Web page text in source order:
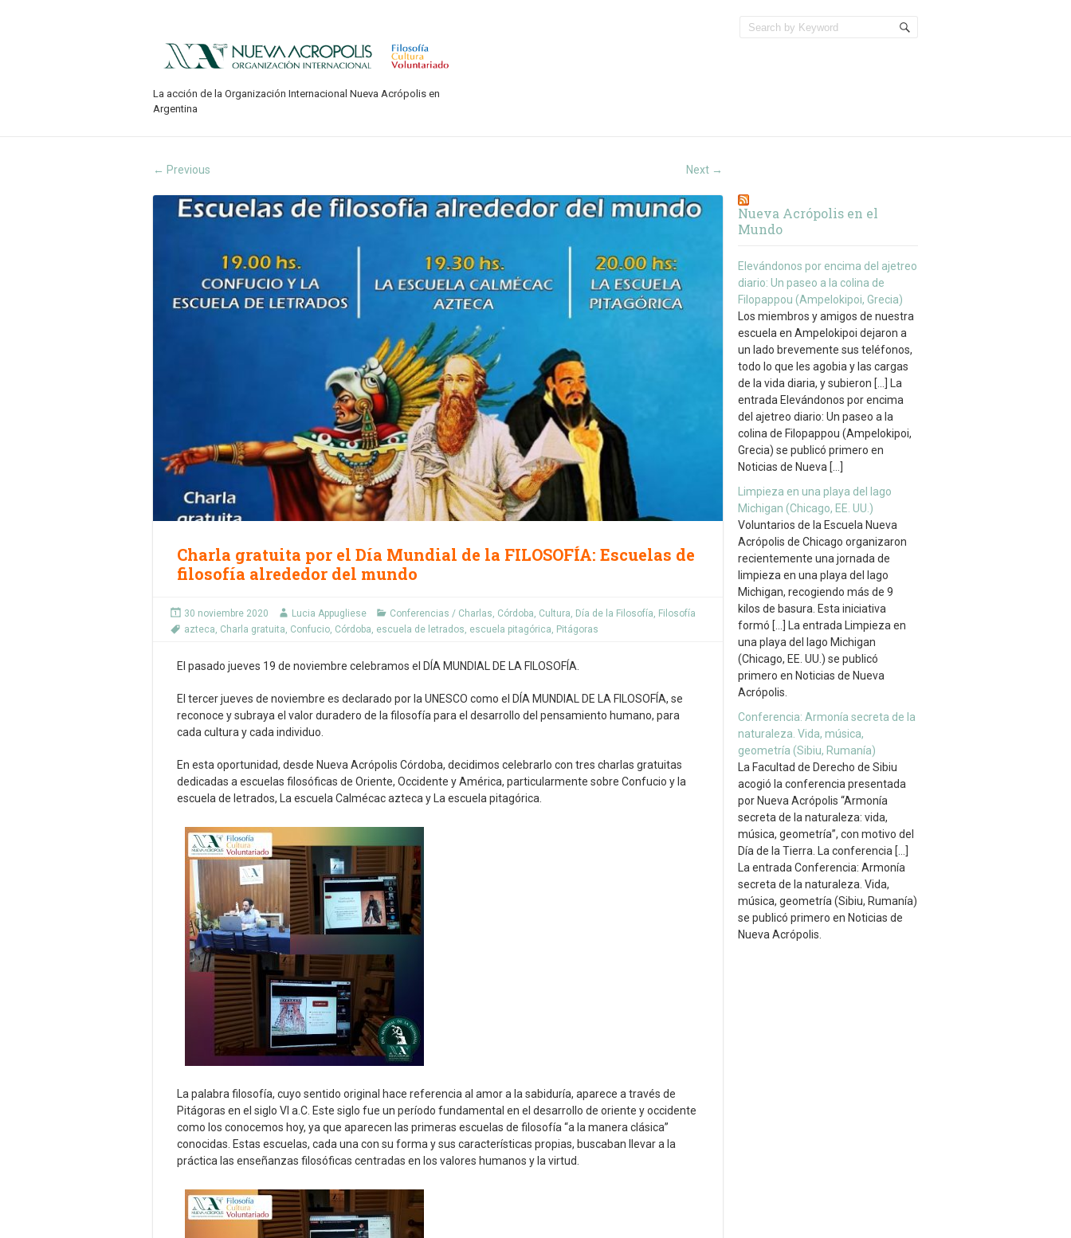
La acción de la Organización Internacional Nueva Acrópolis en
Argentina
← Previous Next →
Charla gratuita por el Día Mundial de la FILOSOFÍA: Escuelas de
filosofía alrededor del mundo
30 noviembre 2020 Lucia Appugliese Conferencias / Charlas Córdoba Cultura Día de la Filosofía Filosofía
azteca Charla gratuita Confucio Córdoba escuela de letrados escuela pitagórica Pitágoras
El pasado jueves 19 de noviembre celebramos el DÍA MUNDIAL DE LA FILOSOFÍA.
El tercer jueves de noviembre es declarado por la UNESCO como el DÍA MUNDIAL DE LA FILOSOFÍA, se
reconoce y subraya el valor duradero de la filosofía para el desarrollo del pensamiento humano, para
cada cultura y cada individuo.
En esta oportunidad, desde Nueva Acrópolis Córdoba, decidimos celebrarlo con tres charlas gratuitas
dedicadas a escuelas filosóficas de Oriente, Occidente y América, particularmente sobre Confucio y la
escuela de letrados, La escuela Calmécac azteca y La escuela pitagórica.
La palabra filosofía, cuyo sentido original hace referencia al amor a la sabiduría, aparece a través de
Pitágoras en el siglo VI a.C. Este siglo fue un período fundamental en el desarrollo de oriente y occidente
como los conocemos hoy, ya que aparecen las primeras escuelas de filosofía “a la manera clásica”
conocidas. Estas escuelas, cada una con su forma y sus características propias, buscaban llevar a la
práctica las enseñanzas filosóficas centradas en los valores humanos y la virtud.
Nueva Acrópolis en el
Mundo
Elevándonos por encima del ajetreo
diario: Un paseo a la colina de
Filopappou (Ampelokipoi, Grecia)
Los miembros y amigos de nuestra
escuela en Ampelokipoi dejaron a
un lado brevemente sus teléfonos,
todo lo que les agobia y las cargas
de la vida diaria, y subieron […] La
entrada Elevándonos por encima
del ajetreo diario: Un paseo a la
colina de Filopappou (Ampelokipoi,
Grecia) se publicó primero en
Noticias de Nueva […]
Limpieza en una playa del lago
Michigan (Chicago, EE. UU.)
Voluntarios de la Escuela Nueva
Acrópolis de Chicago organizaron
recientemente una jornada de
limpieza en una playa del lago
Michigan, recogiendo más de 9
kilos de basura. Esta iniciativa
formó […] La entrada Limpieza en
una playa del lago Michigan
(Chicago, EE. UU.) se publicó
primero en Noticias de Nueva
Acrópolis.
Conferencia: Armonía secreta de la
naturaleza. Vida, música,
geometría (Sibiu, Rumanía)
La Facultad de Derecho de Sibiu
acogió la conferencia presentada
por Nueva Acrópolis “Armonía
secreta de la naturaleza: vida,
música, geometría”, con motivo del
Día de la Tierra. La conferencia […]
La entrada Conferencia: Armonía
secreta de la naturaleza. Vida,
música, geometría (Sibiu, Rumanía)
se publicó primero en Noticias de
Nueva Acrópolis.